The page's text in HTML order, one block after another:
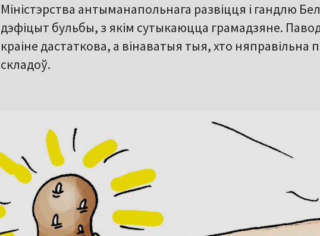
Міністэрства антыманапольнага развіцця і гандлю
дэфіцыт бульбы, з якім сутыкаюцца грамадзяне.
краіне дастаткова, а вінаватыя тыя, хто няправільна
складоў.